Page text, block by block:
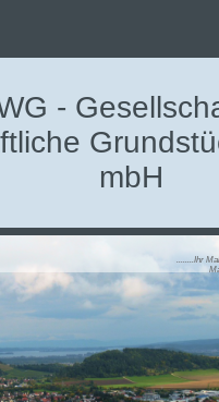
-
mbH
........Ihr Makler mit Herz
Maklerkosten die